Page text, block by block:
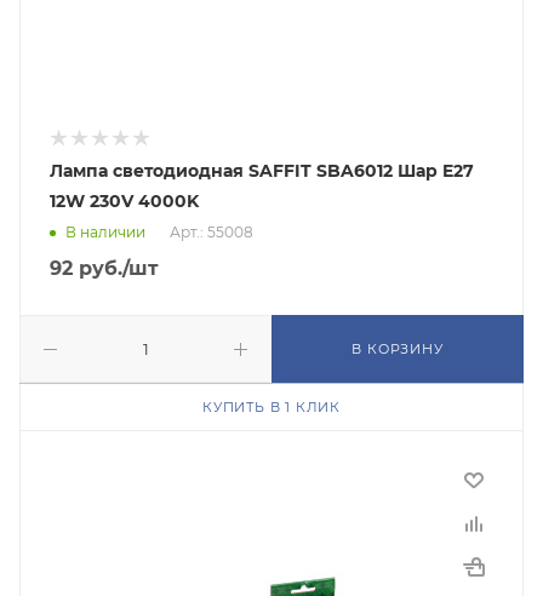
Лампа светодиодная SAFFIT SBA6012 Шар E27
12W 230V 4000K
В наличии Арт.: 55008
92 руб./шт
В КОРЗИНУ
КУПИТЬ В 1 КЛИК